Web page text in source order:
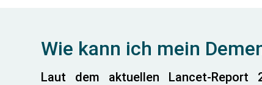
Wie kann ich mein
Laut dem aktuellen Lancet-